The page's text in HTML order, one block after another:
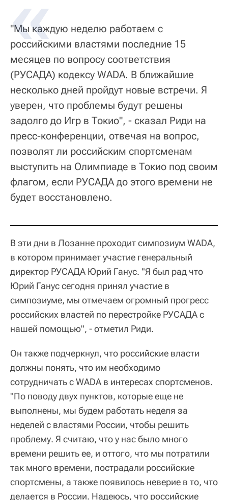
"Мы каждую неделю работаем с
российскими властями последние 15
месяцев по вопросу соответствия
(РУСАДА) кодексу WADA. В ближайшие
несколько дней пройдут новые встречи. Я
уверен, что проблемы будут решены
задолго до Игр в Токио", - сказал Риди на
пресс-конференции, отвечая на вопрос,
позволят ли российским спортсменам
выступить на Олимпиаде в Токио под своим
флагом, если РУСАДА до этого времени не
будет восстановлено.
В эти дни в Лозанне проходит симпозиум WADA,
в котором принимает участие генеральный
директор РУСАДА Юрий Ганус. "Я был рад что
Юрий Ганус сегодня принял участие в
симпозиуме, мы отмечаем огромный прогресс
российских властей по перестройке РУСАДА с
нашей помощью", - отметил Риди.
Он также подчеркнул, что российские власти
должны понять, что им необходимо
сотрудничать с WADA в интересах спортсменов.
"По поводу двух пунктов, которые еще не
выполнены, мы будем работать неделя за
неделей с властями России, чтобы решить
проблему. Я считаю, что у нас было много
времени решить ее, и оттого, что мы потратили
так много времени, пострадали российские
спортсмены, а также появилось неверие в то, что
делается в России. Надеюсь, что российские